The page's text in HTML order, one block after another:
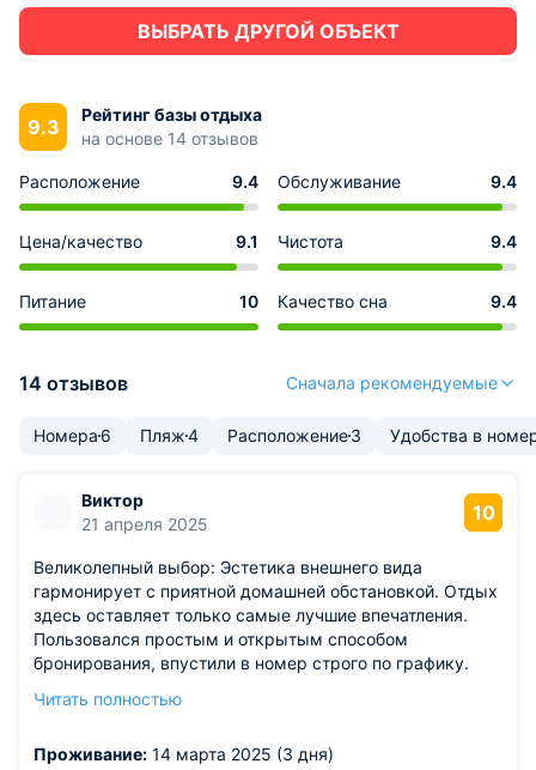
ВЫБРАТЬ ДРУГОЙ ОБЪЕКТ
9.3
Рейтинг базы отдыха
на основе 14 отзывов
Расположение 9.4 Обслуживание 9.4
Цена/качество 9.1 Чистота 9.4
Питание 10 Качество сна 9.4
14 отзывов Сначала рекомендуемые
Номера 6 Пляж4 Расположение3 Удобства в
Виктор
21 апреля 2025
10
Великолепный выбор: Эстетика внешнего вида
гармонирует с приятной домашней обстановкой. Отдых
здесь оставляет только самые лучшие впечатления.
Пользовался простым и открытым способом
бронирования, впустили в номер строго по графику.
качественное оснащение, ухоженность комнат и
могу позволить.
Читать полностью
Проживание: 14 марта 2025 (3 дня)